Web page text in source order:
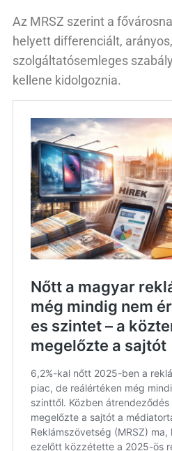
Az MRSZ szerint a
helyett differenciált,
szolgáltatósemleges
kellene kidolgoznia.